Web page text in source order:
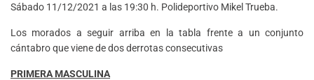
Sábado 11/12/2021 a las 19:30 h. Polideportivo Mikel Trueba.
Los morados a seguir arriba en la tabla frente a un conjunto
cántabro que viene de dos derrotas consecutivas
PRIMERA MASCULINA